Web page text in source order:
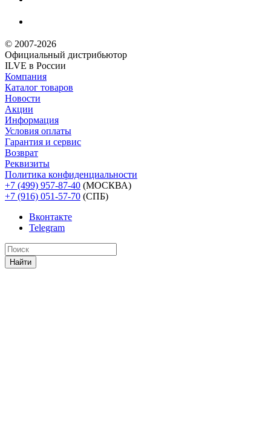
© 2007-2026
Официальный дистрибьютoр
ILVE в России
Компания
Каталог товаров
Новости
Акции
Информация
Условия оплаты
Гарантия и сервис
Возврат
Реквизиты
Политика конфиденциальности
+7 (499) 957-87-40 (МОСКВА)
+7 (916) 051-57-70 (СПБ)
Вконтакте
Telegram
Найти